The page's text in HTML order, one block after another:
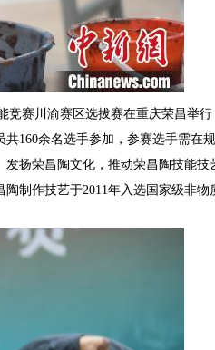
竞赛川渝赛区选拔赛在重庆荣昌举
160余名选手参加，参赛选手需在
扬荣昌陶文化，推动荣昌陶技能技
制作技艺于2011年入选国家级非物